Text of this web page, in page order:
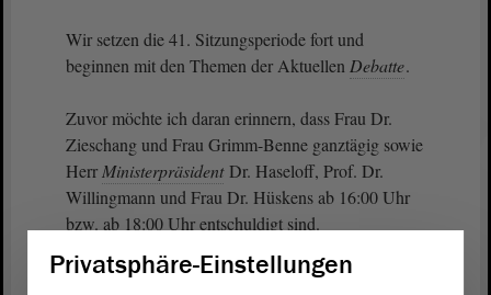
Wir setzen die 41. Sitzungsperiode fort und
beginnen mit den Themen der Aktuellen Debatte.
Zuvor möchte ich daran erinnern, dass Frau Dr.
Zieschang und Frau Grimm-Benne ganztägig sowie
Herr Ministerpräsident Dr. Haseloff, Prof. Dr.
Willingmann und Frau Dr. Hüskens ab 16:00 Uhr
bzw. ab 18:00 Uhr entschuldigt sind.
Privatsphäre-Einstellungen